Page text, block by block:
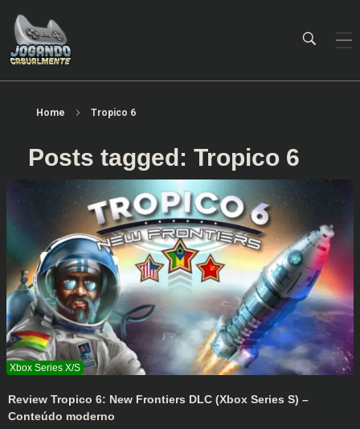
Home Tropico 6
Posts tagged: Tropico 6
Review Tropico 6: New Frontiers DLC (Xbox Series S) –
Conteúdo moderno